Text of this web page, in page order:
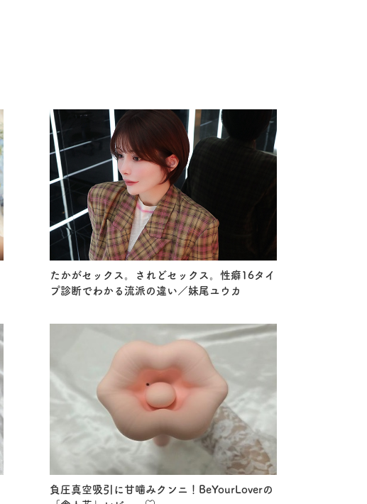
たかがセックス。されどセックス。性癖16タイ
プ診断でわかる流派の違い／妹尾ユウカ
負圧真空吸引に甘噛みクンニ！BeYourLoverの